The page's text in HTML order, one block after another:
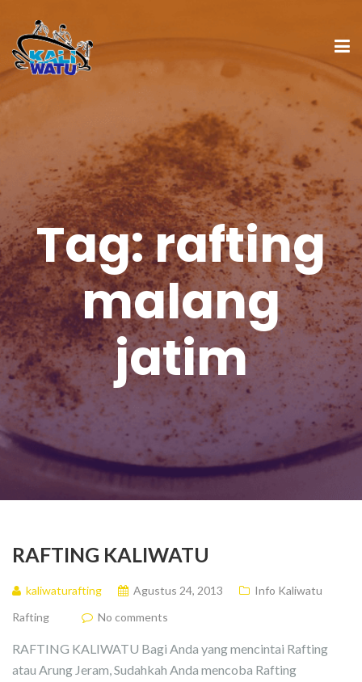
Tag:rafting
malang
jatim
RAFTING KALIWATU
kaliwaturafting Agustus 24, 2013
Info Kaliwatu
Rafting
No comments
RAFTING KALIWATU Bagi Anda yang mencintai Rafting
atau Arung Jeram, Sudahkah Anda mencoba Rafting